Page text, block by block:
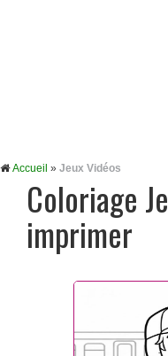
Accueil » Jeux Vidéos
Coloriage
imprimer